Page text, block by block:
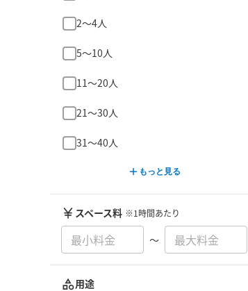
2〜4人
5〜10人
11〜20人
21〜30人
31〜40人
もっと見る
スペース料 ※1時間あたり
〜
用途